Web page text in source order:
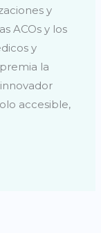
y
ACOs y los
y
la
accesible,